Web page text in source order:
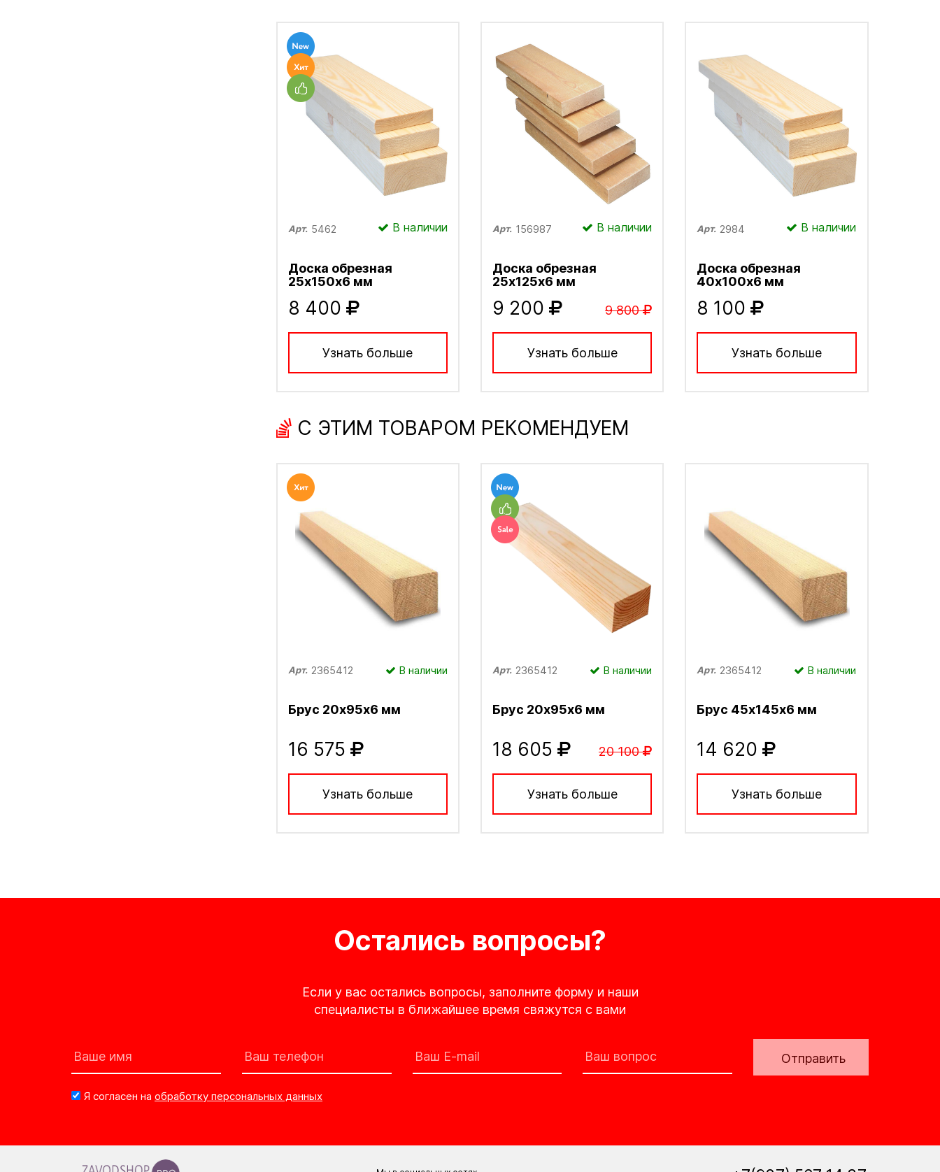
Арт. 5462 В наличии
Доска обрезная
25х150х6 мм
8 400
Узнать больше
Арт. 156987 В наличии
Доска обрезная
25х125х6 мм
9 200 9 800
Узнать больше
Арт. 2984 В наличии
Доска обрезная
40х100х6 мм
8 100
Узнать больше
С ЭТИМ ТОВАРОМ РЕКОМЕНДУЕМ
Арт. 2365412 В наличии
Брус 20х95х6 мм
16 575
Узнать больше
Арт. 2365412 В наличии
Брус 20х95х6 мм
18 605 20 100
Узнать больше
Арт. 2365412 В наличии
Брус 45х145х6 мм
14 620
Узнать больше
Остались вопросы?
Если у вас остались вопросы, заполните форму и наши
специалисты в ближайшее время свяжутся с вами
Отправить
Я согласен на обработку персональных данных